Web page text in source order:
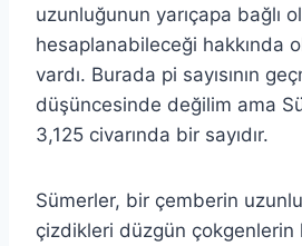
uzunluğunun yarıçapa bağlı
hesaplanabileceği hakkında
vardı. Burada pi sayısının
düşüncesinde değilim ama
3,125 civarında bir sayıdır.
Sümerler, bir çemberin
çizdikleri düzgün çokgenlerin